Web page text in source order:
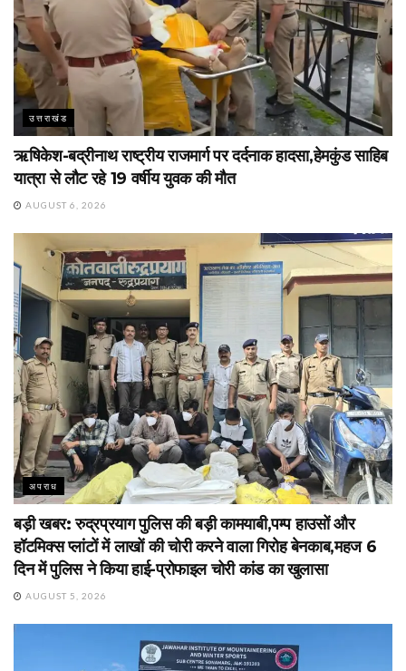
उत्तराखंड
ऋषिकेश-बद्रीनाथ राष्ट्रीय राजमार्ग पर दर्दनाक हादसा,हेमकुंड साहिब
यात्रा से लौट रहे 19 वर्षीय युवक की मौत
AUGUST 6, 2026
अपराध
बड़ी खबर: रुद्रप्रयाग पुलिस की बड़ी कामयाबी,पम्प हाउसों और
हॉटमिक्स प्लांटों में लाखों की चोरी करने वाला गिरोह बेनकाब,महज 6
दिन में पुलिस ने किया हाई-प्रोफाइल चोरी कांड का खुलासा
AUGUST 5, 2026